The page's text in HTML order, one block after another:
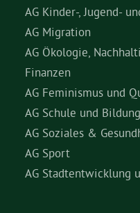
AG Kinder-, Jugend-
AG Migration
AG Ökologie,
Finanzen
AG Feminismus und
AG Schule und Bildung
AG Soziales &
AG Sport
AG Stadtentwicklung